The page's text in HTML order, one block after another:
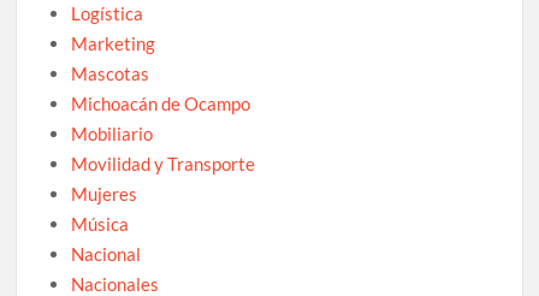
Logística
Marketing
Mascotas
Michoacán de Ocampo
Mobiliario
Movilidad y Transporte
Mujeres
Música
Nacional
Nacionales